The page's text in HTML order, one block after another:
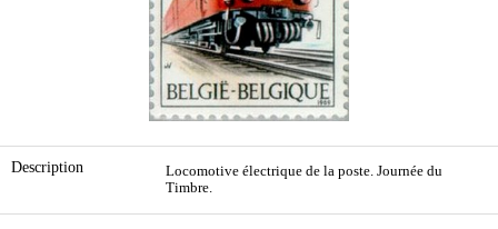
Description
Locomotive électrique de la poste. Journée du
Timbre.